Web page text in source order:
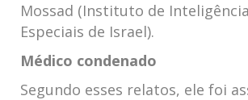
Mossad (Instituto de
Especiais de Israel).
Médico condenado
Segundo esses relatos, ele foi